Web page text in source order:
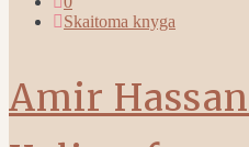
Skaitoma knyga
Amir